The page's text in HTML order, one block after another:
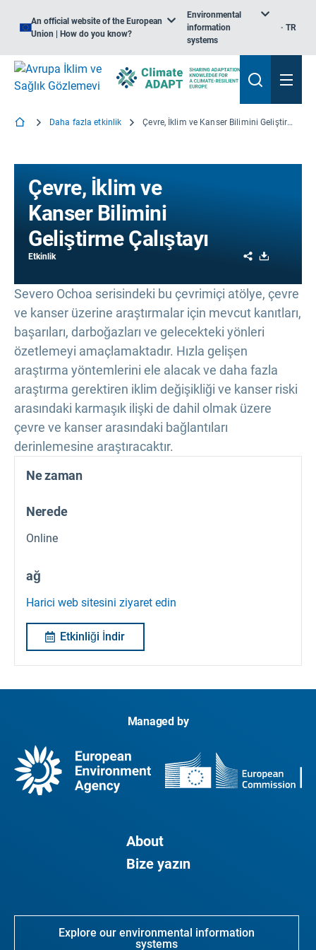
An official website of the European
Union | How do you know?
Environmental
information
systems
TR
Daha fazla etkinlik Çevre, İklim ve Kanser Bilimini Geliştirme Çalıştayı
Çevre, İklim ve
Kanser Bilimini
Geliştirme Çalıştayı
Etkinlik Share
Severo Ochoa serisindeki bu çevrimiçi atölye, çevre
ve kanser üzerine araştırmalar için mevcut kanıtları,
başarıları, darboğazları ve gelecekteki yönleri
özetlemeyi amaçlamaktadır. Hızla gelişen
araştırma yöntemlerini ele alacak ve daha fazla
araştırma gerektiren iklim değişikliği ve kanser riski
arasındaki karmaşık ilişki de dahil olmak üzere
çevre ve kanser arasındaki bağlantıları
derinlemesine araştıracaktır.
Ne zaman
Nerede
Online
ağ
Harici web sitesini ziyaret edin
Etkinliği İndir
Managed by
About
Bize yazın
Explore our environmental information
systems